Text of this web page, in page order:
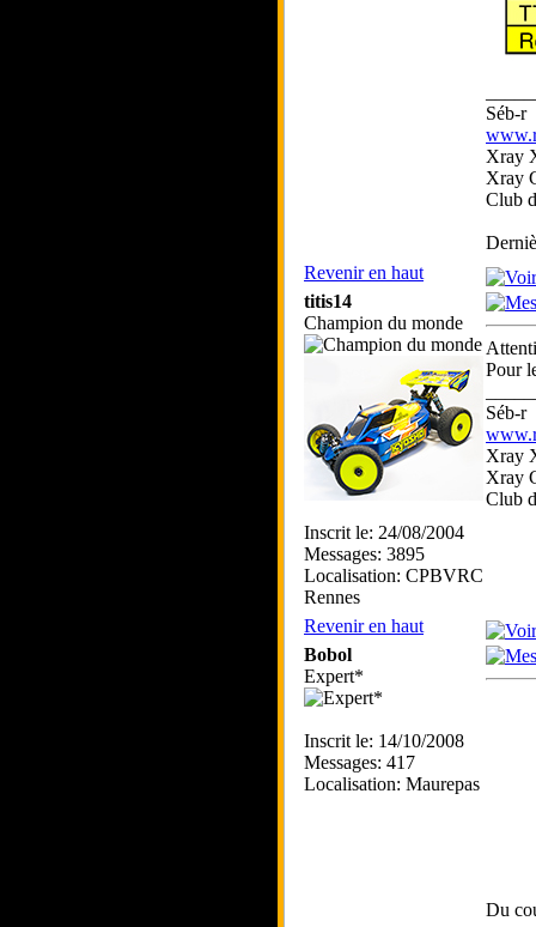
Séb-r
Xray
Xray
Club
Revenir en haut
titis14
Champion du monde
Inscrit le: 24/08/2004
Messages: 3895
Localisation: CPBVRC
Rennes
Pour
Séb-r
Xray
Xray
Club
Revenir en haut
Bobol
Expert*
Inscrit le: 14/10/2008
Messages: 417
Localisation: Maurepas
Du